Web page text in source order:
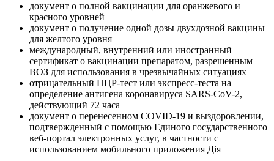
документ о полной вакцинации для оранжевого и
красного уровней
документ о получение одной дозы двухдозной вакцины
для желтого уровня
международный, внутренний или иностранный
сертификат о вакцинации препаратом, разрешенным
ВОЗ для использования в чрезвычайных ситуациях
отрицательный ПЦР-тест или экспресс-теста на
определение антигена коронавируса SARS-CoV-2,
действующий 72 часа
документ о перенесенном COVID-19 и выздоровлении,
подтвержденный с помощью Единого государственного
веб-портал электронных услуг, в частности с
использованием мобильного приложения Дія